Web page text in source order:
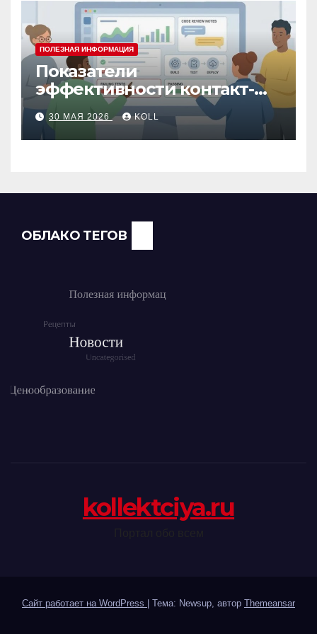
ПОЛЕЗНАЯ ИНФОРМАЦИЯ
Показатели
эффективности контакт-
центра: как измерить
работу операторов и
команды
30 МАЯ 2026 KOLL
ОБЛАКО ТЕГОВ
kollektciya.ru
Сайт работает на WordPress Тема: Newsup, автор Themeansar